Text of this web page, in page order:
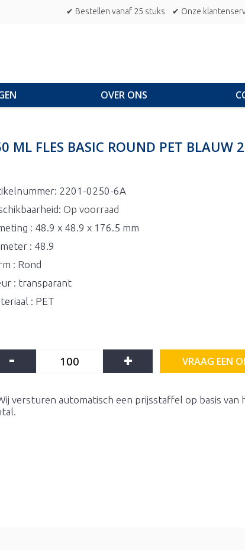
✔ Bestellen vanaf 25 stuks ✔ Onze
OVER ONS
ML FLES BASIC ROUND PET BLAUW
2201-0250-6A
Op voorraad
: 48.9 x 48.9 x 176.5 mm
: 48.9
: Rond
: transparant
: PET
- + VRAAG EEN
versturen automatisch een prijsstaffel op basis van